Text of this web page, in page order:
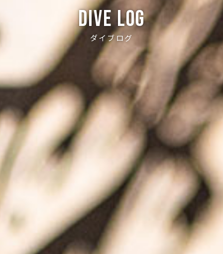
Dive log
ダイブログ